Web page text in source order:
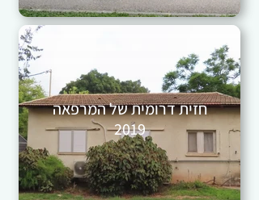
חזית דרומית של המרפאה
2019